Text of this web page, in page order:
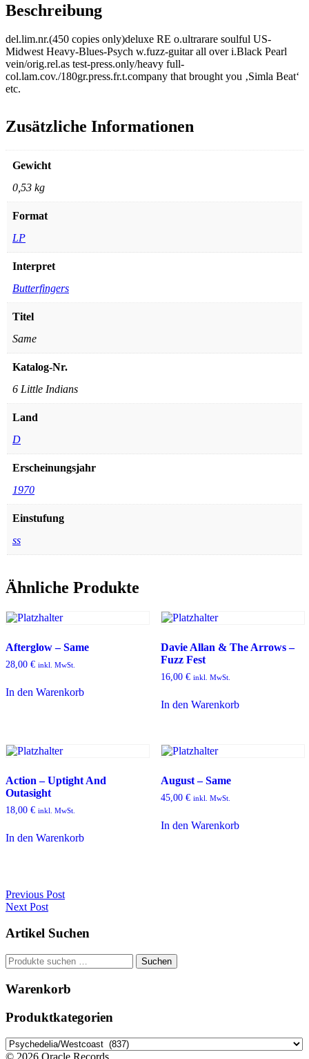
Beschreibung
del.lim.nr.(450 copies only)deluxe RE o.ultrarare soulful US-
Midwest Heavy-Blues-Psych w.fuzz-guitar all over i.Black Pearl
vein/orig.rel.as test-press.only/heavy full-
col.lam.cov./180gr.press.fr.t.company that brought you ‚Simla Beat‘
etc.
Zusätzliche Informationen
Gewicht
0,53 kg
Format
LP
Interpret
Butterfingers
Titel
Same
Katalog-Nr.
6 Little Indians
Land
D
Erscheinungsjahr
1970
Einstufung
ss
Ähnliche Produkte
Afterglow – Same
28,00 € inkl. MwSt.
In den Warenkorb
Davie Allan & The Arrows –
Fuzz Fest
16,00 € inkl. MwSt.
In den Warenkorb
Action – Uptight And
Outasight
18,00 € inkl. MwSt.
In den Warenkorb
August – Same
45,00 € inkl. MwSt.
In den Warenkorb
Post
navigation
Previous Post
Previous
Next Post
Post:
Artikel Suchen
Suchen
nach:
Suchen
Warenkorb
Produktkategorien